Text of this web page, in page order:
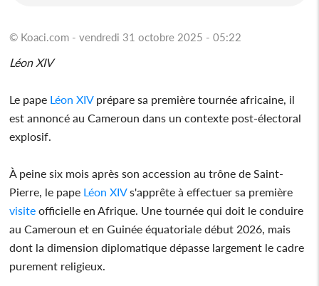
© Koaci.com - vendredi 31 octobre 2025 - 05:22
Léon XIV
Le pape Léon XIVprépare sa première tournée africaine, il
est annoncé au Cameroun dans un contexte post-électoral
explosif.
À peine six mois après son accession au trône de Saint-
Pierre, le pape Léon XIVs'apprête à effectuer sa première
visite officielle en Afrique. Une tournée qui doit le conduire
au Cameroun et en Guinée équatoriale début 2026, mais
dont la dimension diplomatique dépasse largement le cadre
purement religieux.